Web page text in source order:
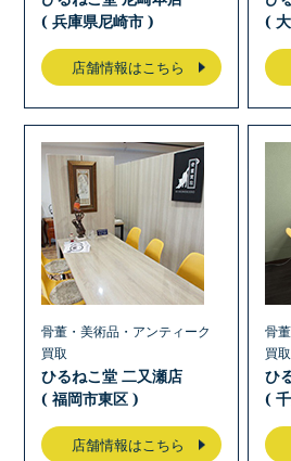
( 兵庫県尼崎市 )
店舗情報はこちら
(
骨董・美術品・アンティーク
買取
ひるねこ堂 二又瀬店
( 福岡市東区 )
店舗情報はこちら
骨
買取
ひ
(